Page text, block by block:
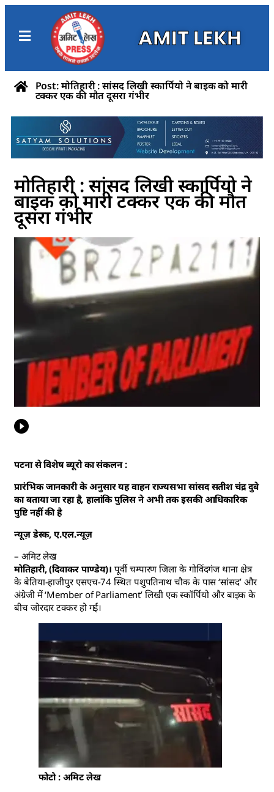
AMIT LEKH
Post: मोतिहारी : सांसद लिखी स्कार्पियो ने बाइक को मारी
टक्कर एक की मौत दूसरा गंभीर
मोतिहारी : सांसद लिखी स्कार्पियो ने
बाइक को मारी टक्कर एक की मौत
दूसरा गंभीर
पटना से विशेष ब्यूरो का संकलन :
प्रारंभिक जानकारी के अनुसार यह वाहन राज्यसभा सांसद सतीश चंद्र दुबे
का बताया जा रहा है, हालांकि पुलिस ने अभी तक इसकी आधिकारिक
पुष्टि नहीं की है
न्यूज़ डेस्क, ए.एल.न्यूज़
– अमिट लेख
मोतिहारी, (दिवाकर पाण्डेय)। पूर्वी चम्पारण जिला के गोविंदगंज थाना क्षेत्र
के बेतिया-हाजीपुर एसएच-74 स्थित पशुपतिनाथ चौक के पास ‘सांसद’ और
अंग्रेजी में ‘Member of Parliament’ लिखी एक स्कॉर्पियो और बाइक के
बीच जोरदार टक्कर हो गई।
फोटो : अमिट लेख